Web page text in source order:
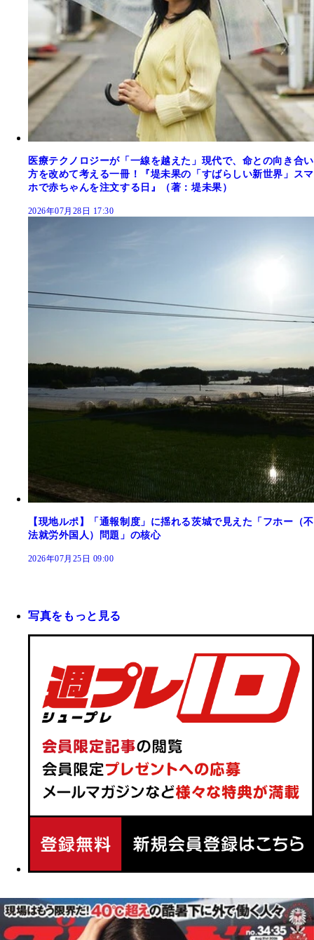
医療テクノロジーが「一線を越えた」現代で、命との向き合い
方を改めて考える一冊！『堤未果の「すばらしい新世界」スマ
ホで赤ちゃんを注文する日』（著：堤未果）
2026年07月28日 17:30
【現地ルポ】「通報制度」に揺れる茨城で見えた「フホー（不
法就労外国人）問題」の核心
2026年07月25日 09:00
写真をもっと見る